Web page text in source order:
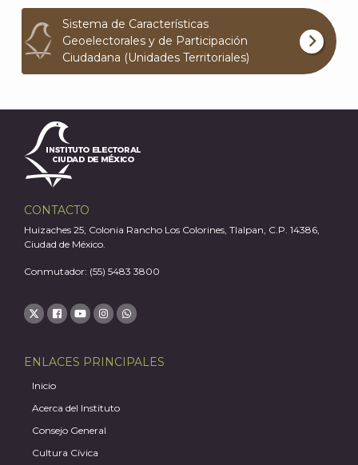
Sistema de Características
Geoelectorales y de Participación
Ciudadana (Unidades Territoriales)
CONTACTO
Huizaches 25, Colonia Rancho Los Colorines, Tlalpan, C.P. 14386,
Ciudad de México.
Conmutador: (55) 5483 3800
ENLACES PRINCIPALES
Inicio
Acerca del Instituto
Consejo General
Cultura Cívica